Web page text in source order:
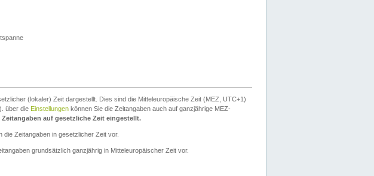
(lokaler) Zeit dargestellt. Dies sind die Mitteleuropäische Zeit (MEZ, UTC+1)
über die Einstellungen können Sie die Zeitangaben auch auf ganzjährige MEZ-
auf gesetzliche Zeit eingestellt.
die Zeitangaben in gesetzlicher Zeit vor.
grundsätzlich ganzjährig in Mitteleuropäischer Zeit vor.